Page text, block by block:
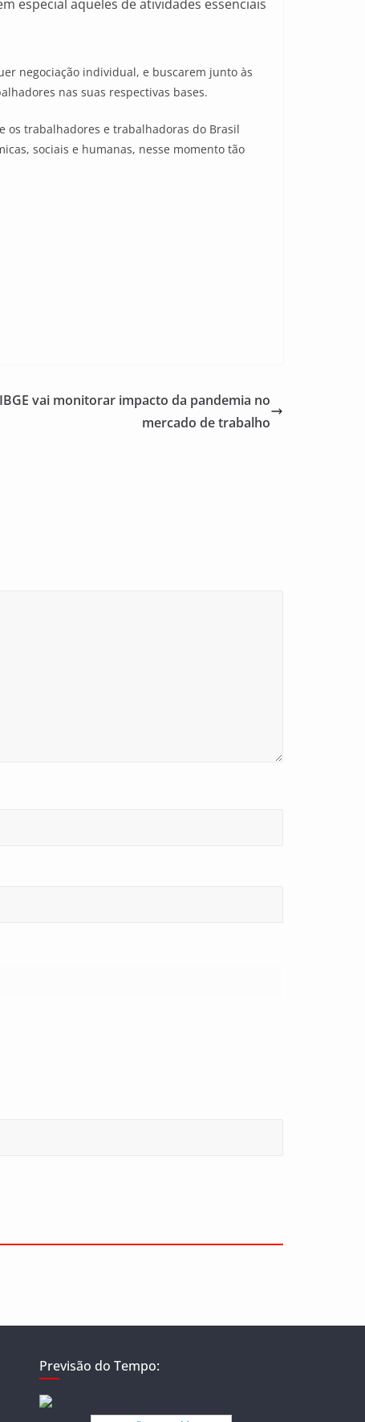
especial aqueles de atividades essenciais
negociação individual, e buscarem junto às
nas suas respectivas bases.
os trabalhadores e trabalhadoras do Brasil
sociais e humanas, nesse momento tão
vai monitorar impacto da pandemia no
mercado de trabalho
Previsão do Tempo: